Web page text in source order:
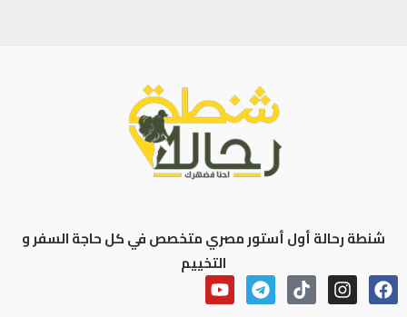
شنطة رحالة أول أستور مصري متخصص في كل حاجة السفر و
التخييم